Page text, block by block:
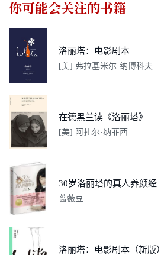
你可能会关注的书籍
洛丽塔：电影剧本
[美] 弗拉基米尔·纳博科夫
在德黑兰读《洛丽塔》
[美] 阿扎尔·纳菲西
30岁洛丽塔的真人养颜经
蔷薇豆
洛丽塔：电影剧本（新版）